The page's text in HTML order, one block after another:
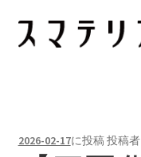
ナ
ビ
ン
コ
ン
ス
2026-02-17に投稿投稿者